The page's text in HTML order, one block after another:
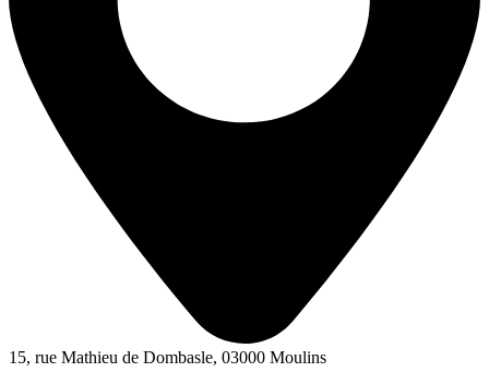
15, rue Mathieu de Dombasle, 03000 Moulins